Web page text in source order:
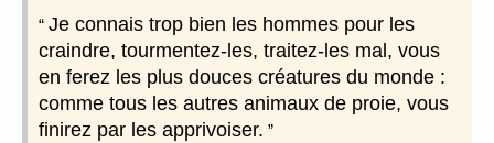
Je connais trop bien les hommes pour les
craindre, tourmentez-les, traitez-les mal, vous
en ferez les plus douces créatures du monde :
comme tous les autres animaux de proie, vous
finirez par les apprivoiser.